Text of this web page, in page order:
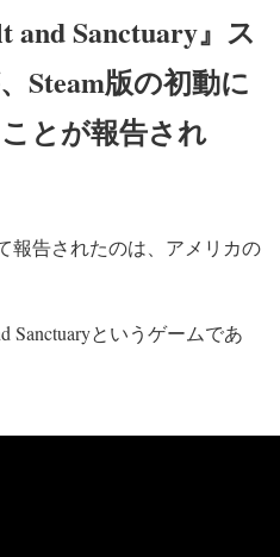
and Sanctuary』ス
Steam版の初動に
とが報告され
報告されたのは、アメリカの
Sanctuaryというゲームであ